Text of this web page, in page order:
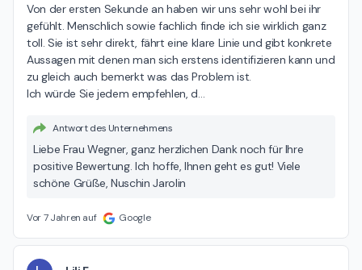
Von der ersten Sekunde an haben wir uns sehr wohl bei ihr
gefühlt. Menschlich sowie fachlich finde ich sie wirklich ganz
toll. Sie ist sehr direkt, fährt eine klare Linie und gibt konkrete
Aussagen mit denen man sich erstens identifizieren kann und
zu gleich auch bemerkt was das Problem ist.
Ich würde Sie jedem empfehlen, d…
Antwort des Unternehmens
Liebe Frau Wegner, ganz herzlichen Dank noch für Ihre
positive Bewertung. Ich hoffe, Ihnen geht es gut! Viele
schöne Grüße, Nuschin Jarolin
Vor 7 Jahren auf Google